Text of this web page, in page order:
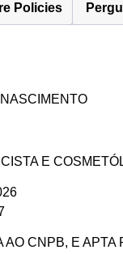
Policies
E
AO CNPB, E APTA